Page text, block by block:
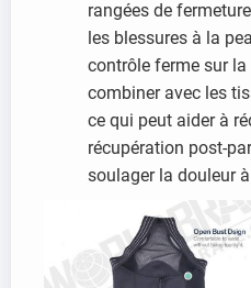
rangées de
les blessures à la
contrôle ferme sur
combiner avec les
ce qui peut aider à
récupération post-
soulager la douleur